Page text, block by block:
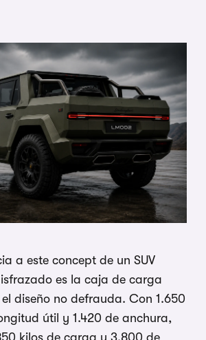
a este concept de un SUV
es la caja de carga
diseño no defrauda. Con 1.650
útil y 1.420 de anchura,
kilos de carga y 3.800 de